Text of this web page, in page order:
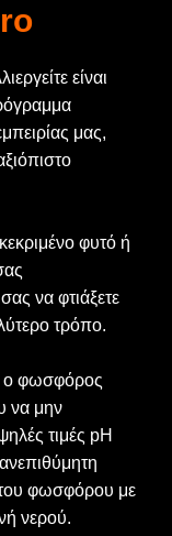
είναι
μας,
φυτό ή
να φτιάξετε
τρόπο.
ο φωσφόρος
να μην
τιμές pH
του φωσφόρου με
νερού.